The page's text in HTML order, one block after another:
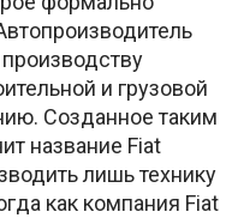
и грузовой
Созданное таким
название Fiat
лишь технику
как компания Fiat